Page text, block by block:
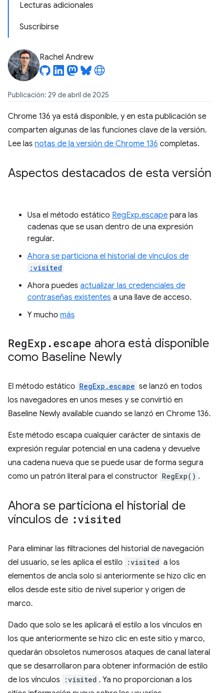
Lecturas adicionales
Suscribirse
Rachel Andrew
Publicación: 29 de abril de 2025
Chrome 136 ya está disponible, y en esta publicación se
comparten algunas de las funciones clave de la versión.
Lee las notas de la versión de Chrome 136 completas.
Aspectos destacados de esta versión
Usa el método estático RegExp.escape para las
cadenas que se usan dentro de una expresión
regular.
Ahora se particiona el historial de vínculos de
:visited
Ahora puedes actualizar las credenciales de
contraseñas existentes a una llave de acceso.
Y mucho más
RegExp . escape ahora está disponible
como Baseline Newly
El método estático RegExp.escape se lanzó en todos
los navegadores en unos meses y se convirtió en
Baseline Newly available cuando se lanzó en Chrome 136.
Este método escapa cualquier carácter de sintaxis de
expresión regular potencial en una cadena y devuelve
una cadena nueva que se puede usar de forma segura
como un patrón literal para el constructor RegExp() .
Ahora se particiona el historial de
vínculos de :visited
Para eliminar las filtraciones del historial de navegación
del usuario, se les aplica el estilo
:visited a los
elementos de ancla solo si anteriormente se hizo clic en
ellos desde este sitio de nivel superior y origen de
marco.
Dado que solo se les aplicará el estilo a los vínculos en
los que anteriormente se hizo clic en este sitio y marco,
quedarán obsoletos numerosos ataques de canal lateral
que se desarrollaron para obtener información de estilo
de los vínculos
:visited . Ya no proporcionan a los